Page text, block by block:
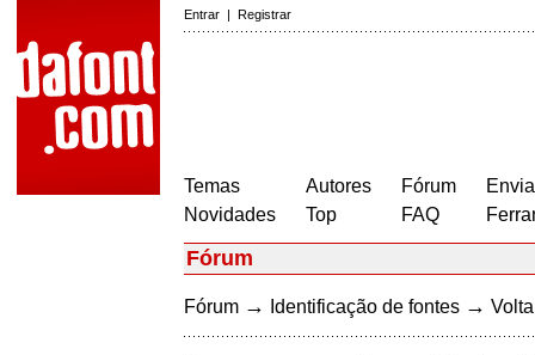
Entrar | Registrar
Temas
Novidades
Autores
Top
Fórum
FAQ
Fórum
Fórum → Identificação de fontes →